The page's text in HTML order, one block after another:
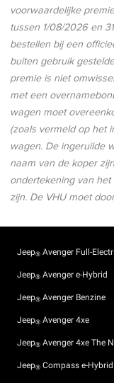
voorwaardelijke
tussen 1/08/2026en
bestellen bij een
buiten gebruik
premie is niet
met een
wagen moet
(zoals vermeld op het
wagen. De ingeruilde
naam van de koper
ondertekening van
zijn. De VHU moet
Jeep® Avenger Full-
Jeep® Avenger e-Hybrid
Jeep® Avenger Benzine
Jeep® Avenger 4xe
Jeep® Avenger 4xe The
Jeep® Compass e-Hybrid